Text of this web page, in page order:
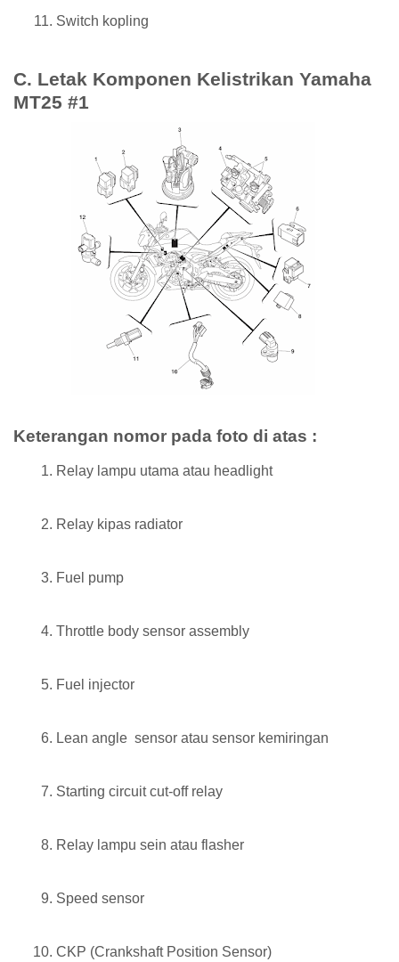
Switch kopling
C. Letak Komponen Kelistrikan Yamaha
MT25 #1
Keterangan nomor pada foto di atas :
Relay lampu utama atau headlight
Relay kipas radiator
Fuel pump
Throttle body sensor assembly
Fuel injector
Lean angle sensor atau sensor kemiringan
Starting circuit cut-off relay
Relay lampu sein atau flasher
Speed sensor
CKP (Crankshaft Position Sensor)